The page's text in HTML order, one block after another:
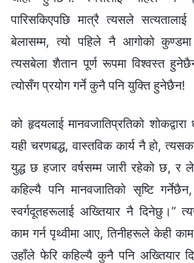
पारिसकिएपछि मात्रै त्यसले
बेलासम्‍म, त्यो पहिले नै आगोको
त्यसबेला शैतान पूर्ण रूपमा विश्‍वस्त
त्योसँग प्रयोग गर्ने कुनै पनि युक्ति हुनेछैन!
को हृदयलाई मानवजातिप्रतिको
यही चरणबद्ध, वास्तविक कार्य नै हो,
युद्ध छ हजार वर्षसम्म जारी रहेको छ, र
कहिल्यै पनि मानवजातिको सृष्टि
स्वर्गदूतहरूलाई अख्तियार नै दिनेछु।”
काम गर्न पृथ्वीमा आए, तिनीहरूले केही
उहाँले फेरि कहिल्यै कुनै पनि अख्तियार